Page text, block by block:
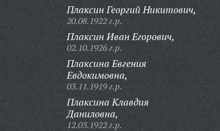
Плаксин Георгий Никитович,
20.08.1922 г.р.
Плаксин Иван Егорович,
02.10.1926 г.р.
Плаксина Евгения
Евдокимовна,
03.11.1919 г.р.
Плаксина Клавдия
Даниловна,
12.03.1922 г.р.